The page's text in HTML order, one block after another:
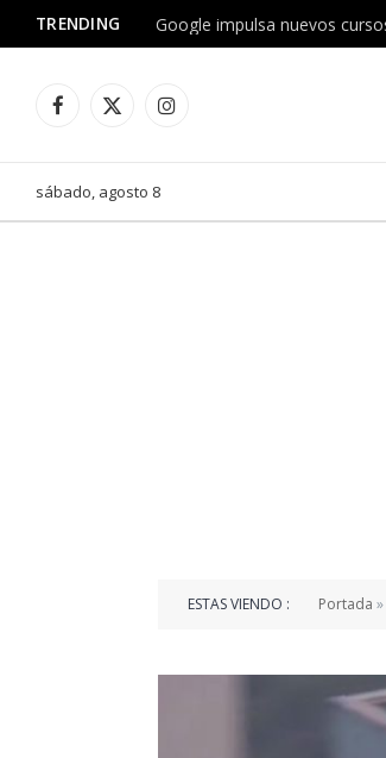
TRENDING
Facebook
X
Instagram
sábado, agosto 8
ESTAS VIENDO : Portada »